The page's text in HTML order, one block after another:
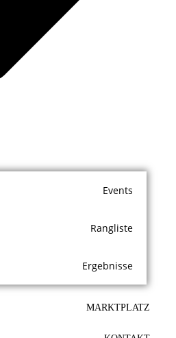
Events
Rangliste
Ergebnisse
MARKTPLATZ